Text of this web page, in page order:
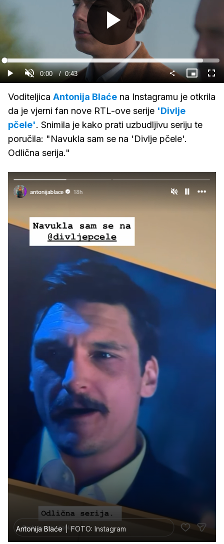
Gledaj
GledajUpali
zvuk
Current
Time
0:00 / Duration
0:43
Loaded:
92.27%
Slika
u
Voditeljica Antonija Blaće na Instagramu je otkrila
da je vjerni fan nove RTL-ove serije 'Divlje
pčele'. Snimila je kako prati uzbudljivu seriju te
poručila: "Navukla sam se na 'Divlje pčele'.
Odlična serija."
Antonija Blaće FOTO: Instagram